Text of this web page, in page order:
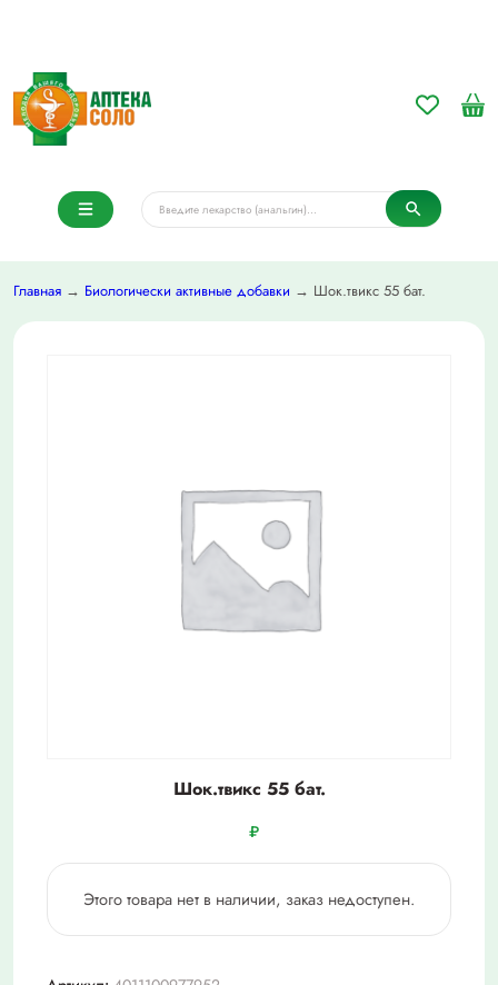
Главная → Биологически активные добавки → Шок.твикс 55 бат.
Шок.твикс 55 бат.
₽
Этого товара нет в наличии, заказ недоступен.